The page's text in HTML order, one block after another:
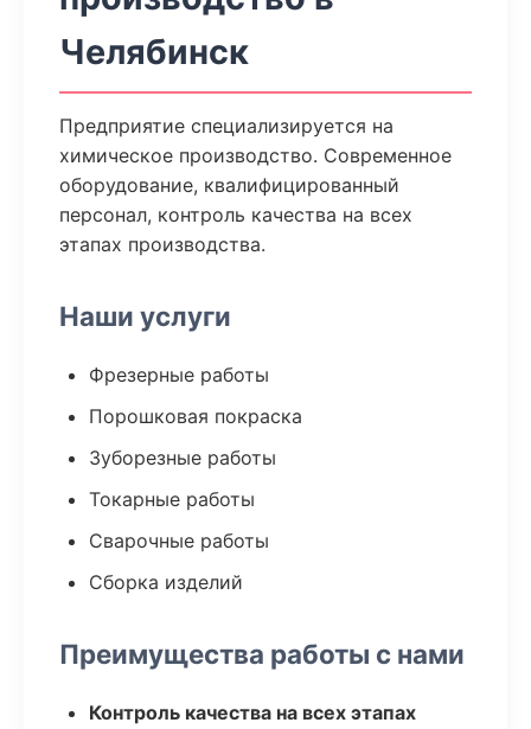
Челябинск
Предприятие специализируется на
химическое производство. Современное
оборудование, квалифицированный
персонал, контроль качества на всех
этапах производства.
Наши услуги
Фрезерные работы
Порошковая покраска
Зуборезные работы
Токарные работы
Сварочные работы
Сборка изделий
Преимущества работы с нами
Контроль качества на всех этапах